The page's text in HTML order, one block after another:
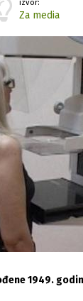
izvor:
Za media
1949.